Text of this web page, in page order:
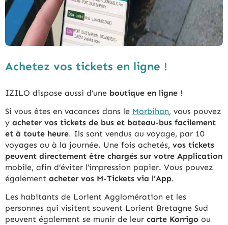
Achetez vos tickets en ligne !
IZILO dispose aussi d’une boutique en ligne !
Si vous êtes en vacances dans le Morbihan, vous pouvez
y acheter vos tickets de bus et bateau-bus facilement
et à toute heure. Ils sont vendus au voyage, par 10
voyages ou à la journée. Une fois achetés, vos tickets
peuvent directement être chargés sur votre Application
mobile, afin d’éviter l’impression papier. Vous pouvez
également acheter vos M-Tickets via l’App.
Les habitants de Lorient Agglomération et les
personnes qui visitent souvent Lorient Bretagne Sud
peuvent également se munir de leur carte Korrigo ou